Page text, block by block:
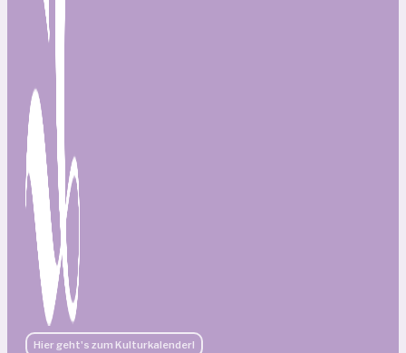
Hier geht's zum Kulturkalender!